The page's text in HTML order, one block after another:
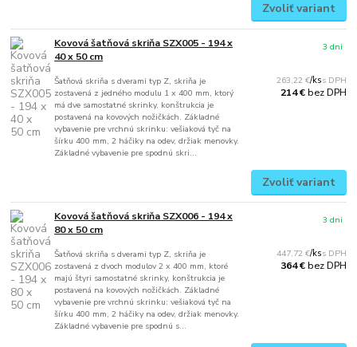
Zvoliť variant
Kovová šatňová skriňa SZX005 - 194 x
40 x 50 cm
Šatňová skriňa s dverami typ Z, skriňa je
zostavená z jedného modulu 1 x 400 mm, ktorý
má dve samostatné skrinky, konštrukcia je
postavená na kovových nožičkách. Základné
vybavenie pre vrchnú skrinku: vešiaková tyč na
šírku 400 mm, 2 háčiky na odev, držiak menovky.
Základné vybavenie pre spodnú skri...
263,22 €/ks
214 €bez DPH
3 dni
Zvoliť variant
Kovová šatňová skriňa SZX006 - 194 x
80 x 50 cm
Šatňová skriňa s dverami typ Z, skriňa je
zostavená z dvoch modulov 2 x 400 mm, ktoré
majú štyri samostatné skrinky, konštrukcia je
postavená na kovových nožičkách. Základné
vybavenie pre vrchnú skrinku: vešiaková tyč na
šírku 400 mm, 2 háčiky na odev, držiak menovky.
Základné vybavenie pre spodnú s...
447,72 €/ks
364 €bez DPH
3 dni